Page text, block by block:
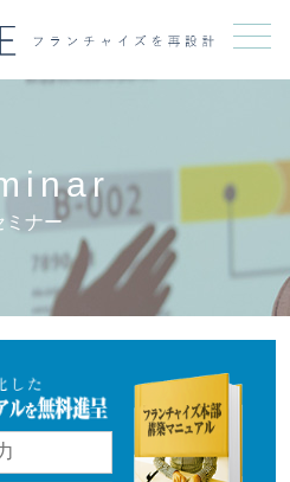
メニュー
ミナー